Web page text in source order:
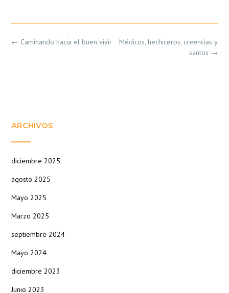
Post
Médicos, hechiceros, creencias y
santos →
← Caminando hacia el buen vivir
ARCHIVOS
diciembre 2025
agosto 2025
Mayo 2025
Marzo 2025
septiembre 2024
Mayo 2024
diciembre 2023
Junio 2023